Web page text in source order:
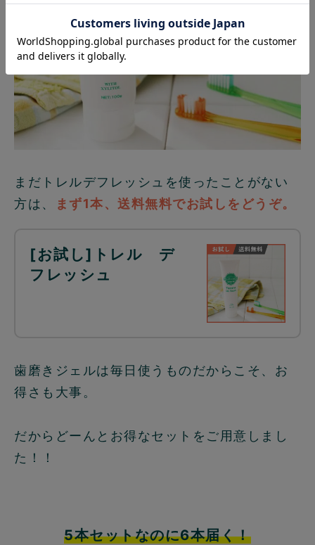
まだトレルデフレッシュを使ったことがない
方は、
まず1本、送料無料でお試しをどうぞ。
[お試し]トレル デ
フレッシュ
歯磨きジェルは毎日使うものだからこそ、お
得さも大事。
だからどーんとお得なセットをご用意しまし
た！！
5本セットなのに6本届く！